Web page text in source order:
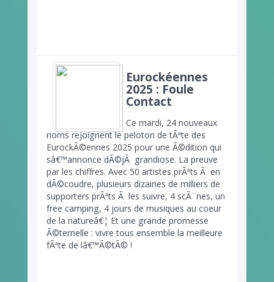
Eurockéennes
2025 : Foule
Contact
Ce mardi, 24 nouveaux
noms rejoignent le peloton de tÃªte des
EurockÃ©ennes 2025 pour une Ã©dition qui
sâ€™annonce dÃ©jÃ grandiose. La preuve
par les chiffres. Avec 50 artistes prÃªts Ã en
dÃ©coudre, plusieurs dizaines de milliers de
supporters prÃªts Ã les suivre, 4 scÃ¨nes, un
free camping, 4 jours de musiques au coeur
de la natureâ€¦ Et une grande promesse
Ã©ternelle : vivre tous ensemble la meilleure
fÃªte de lâ€™Ã©tÃ© !